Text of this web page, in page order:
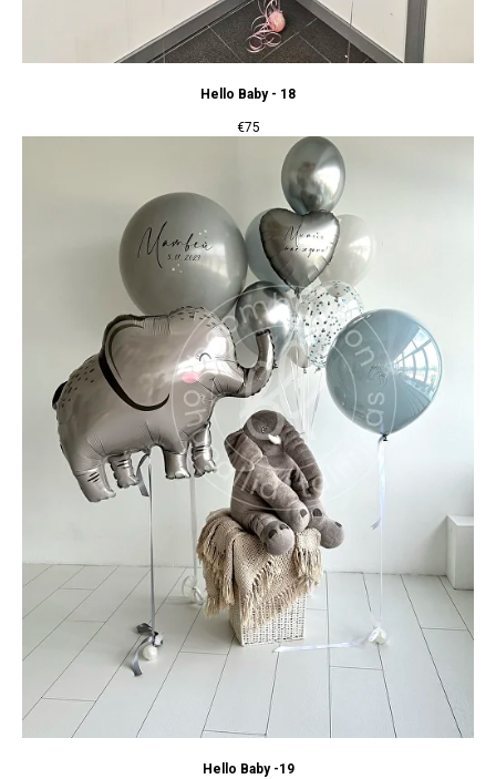
Hello Baby - 18
€75
Hello Baby -19